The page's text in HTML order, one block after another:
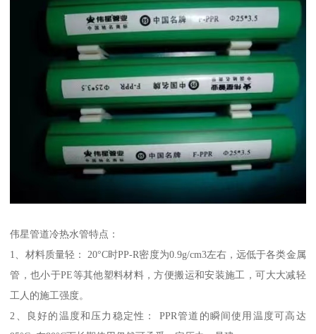
伟星管道冷热水管特点：
1、材料质量轻： 20°C时PP-R密度为0.9g/cm3左右，远低于各类金属
管，也小于PE等其他塑料材料，方便搬运和安装施工，可大大减轻
工人的施工强度。
2、良好的温度和压力稳定性： PPR管道的瞬间使用温度可高达